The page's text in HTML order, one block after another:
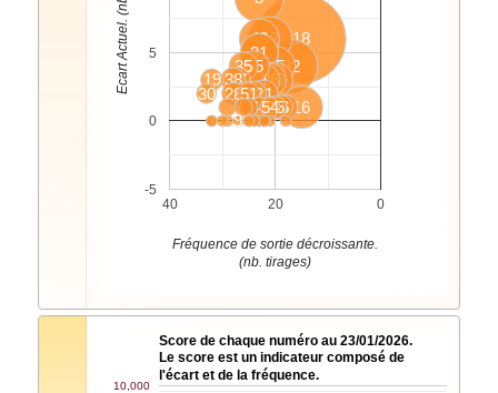
18
22
12
16
15
48
21
31
20
26
1
55
35
11
6
10
17
36
38
52
4
8
19
28
29
45
51
2
30
33
42
4454
7 9
40 20 0
-5
0
5
Fréquence de sortie décroissante.
(nb. tirages)
Score de chaque numéro au 23/01/2026.
Le score est un indicateur composé de
l'écart et de la fréquence.
10,000